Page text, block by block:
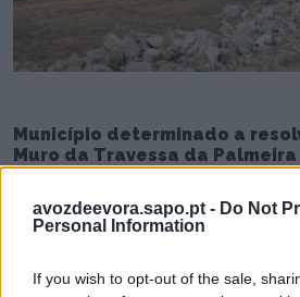
avozdeevora.sapo.pt - Do Not
Personal Information
If you wish to opt-out of the sale,
Município determinado a
Muro da Travessa da Palmeira